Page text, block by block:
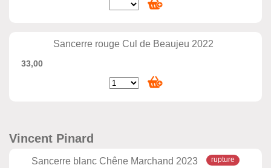
Sancerre rouge Cul de Beaujeu 2022
33,00
Vincent Pinard
Sancerre blanc Chêne Marchand 2023